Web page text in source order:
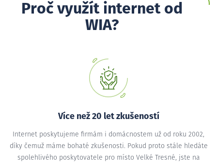
Proč využít internet od
WIA?
Více než 20 let zkušeností
Internet poskytujeme firmám i domácnostem už od roku 2002,
díky čemuž máme bohaté zkušenosti. Pokud proto stále hledáte
spolehlivého poskytovatele pro místo Velké Tresné, jste na